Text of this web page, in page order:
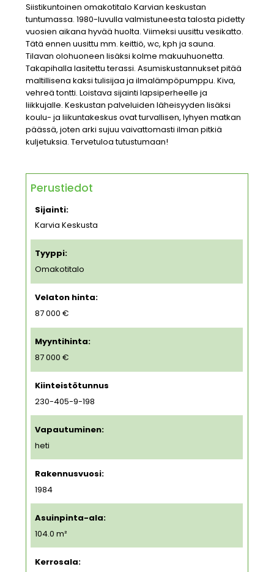
Siistikuntoinen omakotitalo Karvian keskustan
tuntumassa. 1980-luvulla valmistuneesta talosta pidetty
vuosien aikana hyvää huolta. Viimeksi uusittu vesikatto.
Tätä ennen uusittu mm. keittiö, wc, kph ja sauna.
Tilavan olohuoneen lisäksi kolme makuuhuonetta.
Takapihalla lasitettu terassi. Asumiskustannukset pitää
maltillisena kaksi tulisijaa ja ilmalämpöpumppu. Kiva,
vehreä tontti. Loistava sijainti lapsiperheelle ja
liikkujalle. Keskustan palveluiden läheisyyden lisäksi
koulu- ja liikuntakeskus ovat turvallisen, lyhyen matkan
päässä, joten arki sujuu vaivattomasti ilman pitkiä
kuljetuksia. Tervetuloa tutustumaan!
Perustiedot
Sijainti:
Karvia Keskusta
Tyyppi:
Omakotitalo
Velaton hinta:
87 000 €
Myyntihinta:
87 000 €
Kiinteistötunnus
230-405-9-198
Vapautuminen:
heti
Rakennusvuosi:
1984
Asuinpinta-ala:
104.0 m²
Kerrosala: